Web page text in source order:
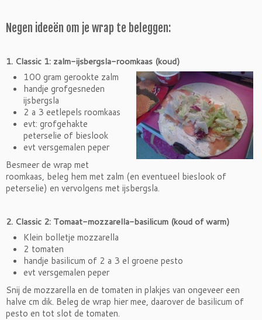
Negen ideeën om je wrap te beleggen:
1. Classic 1: zalm-ijsbergsla-roomkaas (koud)
100 gram gerookte zalm
handje grofgesneden
ijsbergsla
2 a 3 eetlepels roomkaas
evt: grofgehakte
peterselie of bieslook
evt versgemalen peper
Besmeer de wrap met
roomkaas, beleg hem met zalm (en eventueel bieslook of
peterselie) en vervolgens met ijsbergsla.
2. Classic 2: Tomaat-mozzarella-basilicum (koud of warm)
Klein bolletje mozzarella
2 tomaten
handje basilicum of 2 a 3 el groene pesto
evt versgemalen peper
Snij de mozzarella en de tomaten in plakjes van ongeveer een
halve cm dik. Beleg de wrap hier mee, daarover de basilicum of
pesto en tot slot de tomaten.